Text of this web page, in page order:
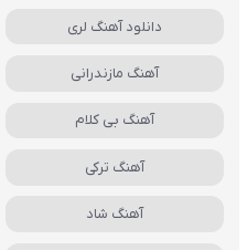
دانلود آهنگ لری
آهنگ مازندرانی
آهنگ بی کلام
آهنگ ترکی
آهنگ شاد